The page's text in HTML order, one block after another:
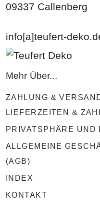
09337 Callenberg
info[a]teufert-
Mehr Über...
ZAHLUNG &
LIEFERZEITEN &
PRIVATSPHÄRE UND
ALLGEMEINE
(AGB)
INDEX
KONTAKT